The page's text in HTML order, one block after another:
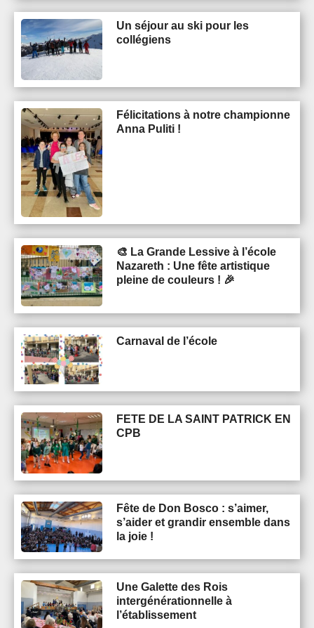
Un séjour au ski pour les
collégiens
Félicitations à notre championne
Anna Puliti !
🎨 La Grande Lessive à l’école
Nazareth : Une fête artistique
pleine de couleurs ! 🎉
Carnaval de l’école
FETE DE LA SAINT PATRICK EN
CPB
Fête de Don Bosco : s’aimer,
s’aider et grandir ensemble dans
la joie !
Une Galette des Rois
intergénérationnelle à
l’établissement